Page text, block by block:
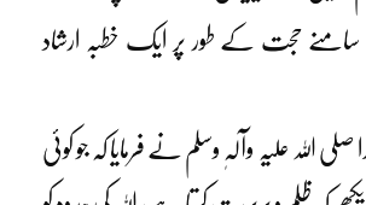
حجت کے طور پر ایک خطبہ ارشاد
اللہ علیہ وآلہٖ وسلم نے فرمایا کہ جو کوئی